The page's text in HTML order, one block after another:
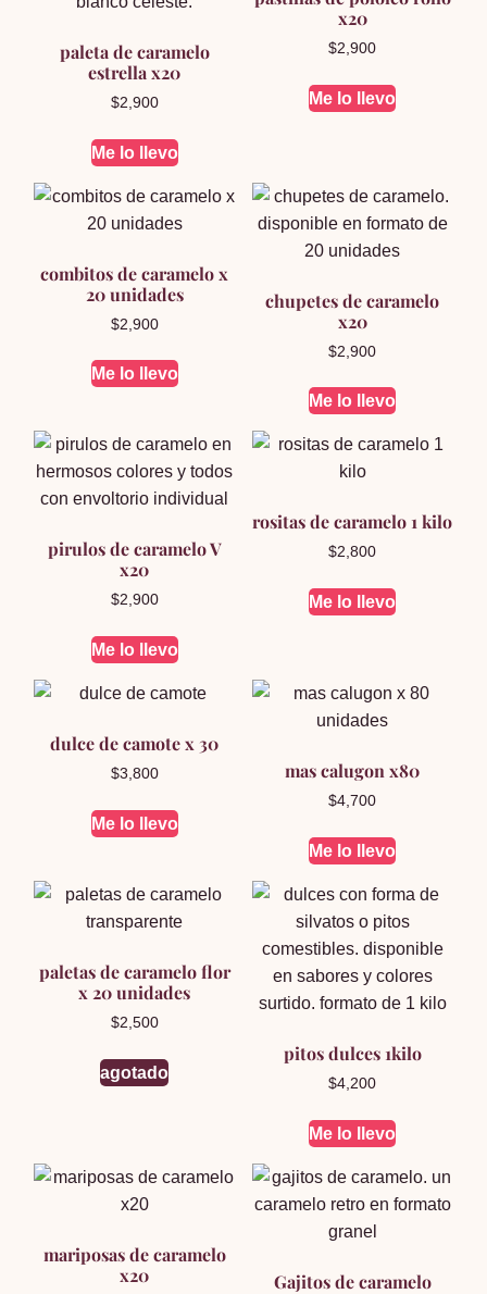
paleta de caramelo
estrella x20
$2,900
Me lo llevo
x20
$2,900
Me lo llevo
combitos de caramelo x
20 unidades
$2,900
Me lo llevo
chupetes de caramelo
x20
$2,900
Me lo llevo
pirulos de caramelo V
x20
$2,900
Me lo llevo
rositas de caramelo 1 kilo
$2,800
Me lo llevo
dulce de camote x 30
$3,800
Me lo llevo
mas calugon x80
$4,700
Me lo llevo
paletas de caramelo flor
x 20 unidades
$2,500
agotado
pitos dulces 1kilo
$4,200
Me lo llevo
mariposas de caramelo
x20
Gajitos de caramelo